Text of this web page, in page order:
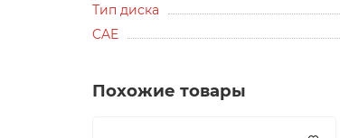
Тип диска
CAE
Похожие товары